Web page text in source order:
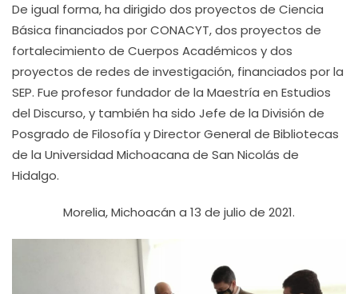
De igual forma, ha dirigido dos proyectos de Ciencia
Básica financiados por CONACYT, dos proyectos de
fortalecimiento de Cuerpos Académicos y dos
proyectos de redes de investigación, financiados por la
SEP. Fue profesor fundador de la Maestría en Estudios
del Discurso, y también ha sido Jefe de la División de
Posgrado de Filosofía y Director General de Bibliotecas
de la Universidad Michoacana de San Nicolás de
Hidalgo.
Morelia, Michoacán a 13 de julio de 2021.